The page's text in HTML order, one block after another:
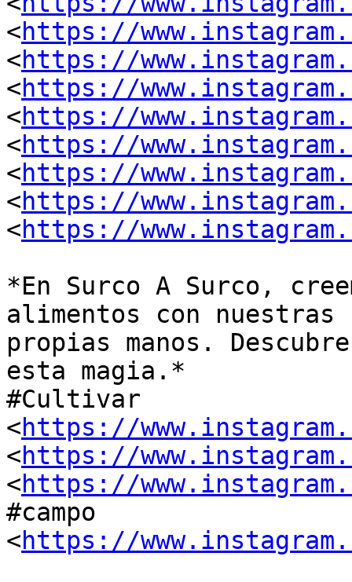
<https://
<https://
<https://
<https://
<https://
<https://
<https://
<https://
*En Surco A Surco,
alimentos con nuestras
propias manos.
esta magia.*
#Cultivar
<https://
<https://
<https://
#campo
<https://